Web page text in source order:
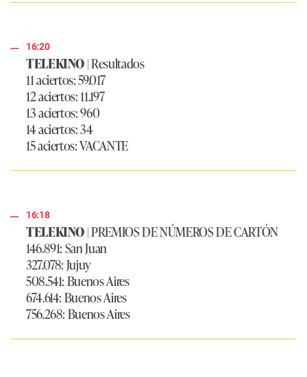
16:20
TELEKINO| Resultados
11 aciertos: 59.017
12 aciertos: 11.197
13 aciertos: 960
14 aciertos: 34
15 aciertos: VACANTE
16:18
TELEKINO| PREMIOS DE NÚMEROS DE CARTÓN
146.891: San Juan
327.078: Jujuy
508.541: Buenos Aires
674.614: Buenos Aires
756.268: Buenos Aires